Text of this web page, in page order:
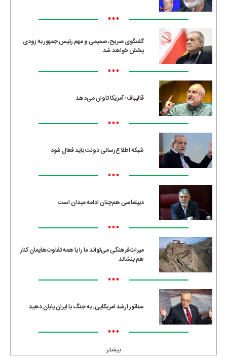
•••
گفتگوی صریح، صمیمی و مهم رئیس جمهور به زودی
پخش خواهد شد
•••
قالیباف: آمریکا تاوان می‌دهد
•••
شبکه اطلاع‌رسانی دولت باید فعال شود
•••
دیپلماسی هم‌چنان ادامه میدان است
•••
میراث‌فرهنگی می‌تواند ما را با همه تفاوت‌هایمان کنار
هم بنشاند
•••
سناتور ارشد آمریکایی: به جنگ با ایران پایان دهید
•••
بیشتر